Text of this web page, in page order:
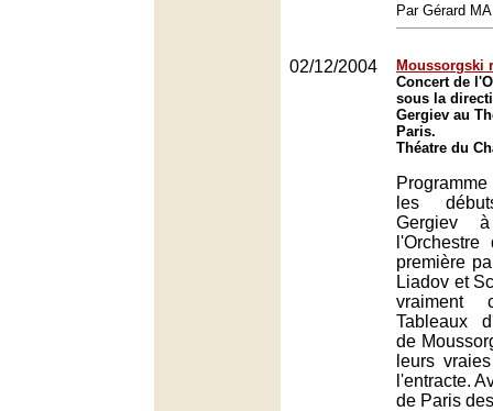
Par Gérard
02/12/2004
Moussorgski
Concert de
sous la
Gergiev au
Paris.
Théatre du
les
Gergiev
première
Liadov et
vraiment
Tableaux
de
leurs
l'entracte.
de Paris